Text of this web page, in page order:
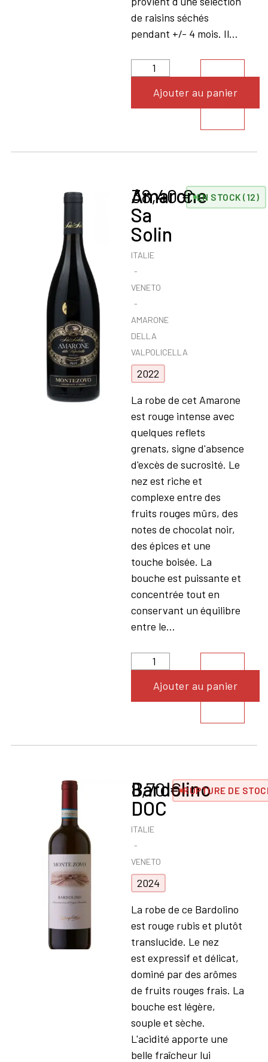
de raisins séchés
pendant +/- 4 mois. Il...
Ajouter au panierVoir le
Amarone
Sa
Solin
ITALIE
VENETO
AMARONE
DELLA
VALPOLICELLA
2022
38,40€ EN STOCK (12)
La robe de cet Amarone
est rouge intense avec
quelques reflets
grenats, signe d'absence
d'excès de sucrosité. Le
nez est riche et
complexe entre des
fruits rouges mûrs, des
notes de chocolat noir,
des épices et une
touche boisée. La
bouche est puissante et
concentrée tout en
conservant un équilibre
entre le...
Ajouter au panierVoir le
Bardolino
DOC
ITALIE
VENETO
2024
8,70€RUPTURE DE
La robe de ce Bardolino
est rouge rubis et plutôt
translucide. Le nez
est expressif et délicat,
dominé par des arômes
de fruits rouges frais. La
bouche est légère,
souple et sèche.
L'acidité apporte une
belle fraîcheur lui